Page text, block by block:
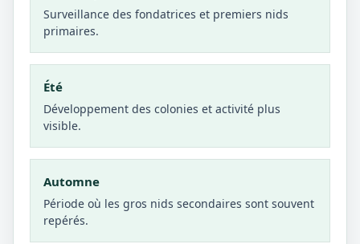
Surveillance des fondatrices et premiers nids
primaires.
Été
Développement des colonies et activité plus
visible.
Automne
Période où les gros nids secondaires sont souvent
repérés.